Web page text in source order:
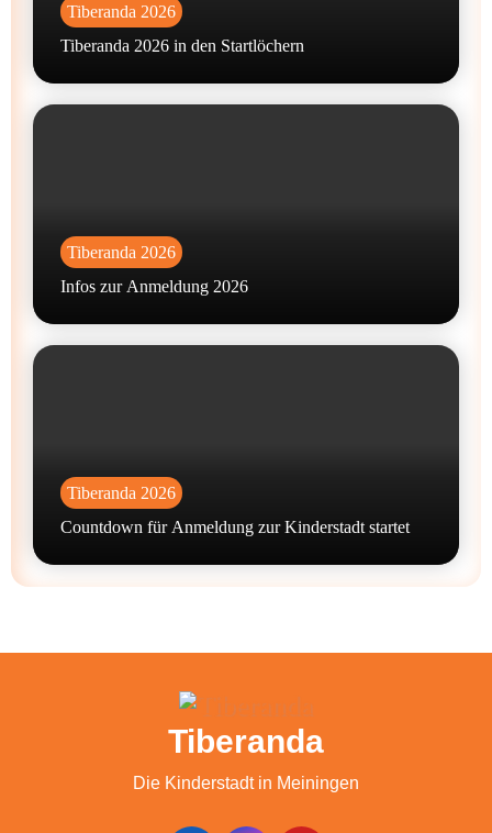
Tiberanda 2026
Tiberanda 2026 in den Startlöchern
Tiberanda 2026
Infos zur Anmeldung 2026
Tiberanda 2026
Countdown für Anmeldung zur Kinderstadt startet
Tiberanda
Die Kinderstadt in Meiningen